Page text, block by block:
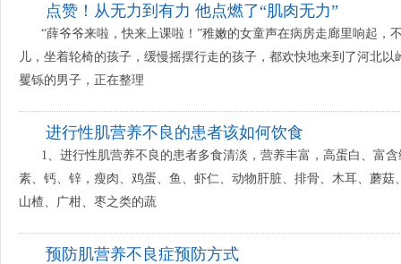
点赞！从无力到有力 他点燃了“肌肉无力”
“薛爷爷来啦，快来上课啦！”稚嫩的女童声在病房走廊里响起，
儿，坐着轮椅的孩子，缓慢摇摆行走的孩子，都欢快地来到了河北
矍铄的男子，正在整理
进行性肌营养不良的患者该如何饮食
1、进行性肌营养不良的患者多食清淡，营养丰富，高蛋白、富含
素、钙、锌，瘦肉、鸡蛋、鱼、虾仁、动物肝脏、排骨、木耳、蘑
山楂、广柑、枣之类的蔬
预防肌营养不良症预防方式